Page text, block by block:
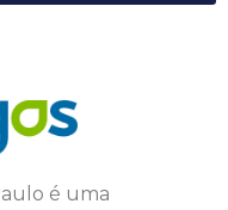
é uma